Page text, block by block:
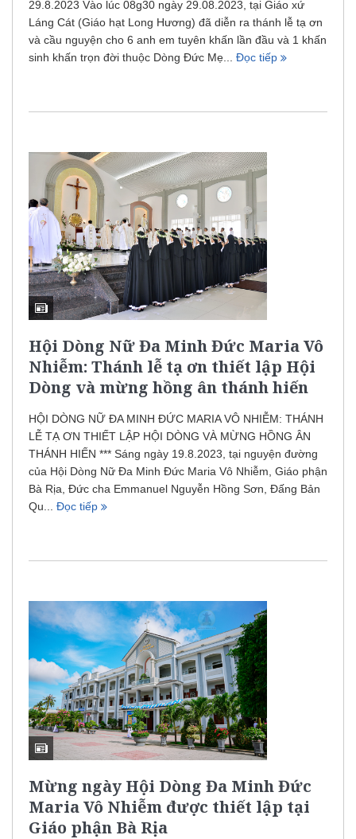
29.8.2023 Vào lúc 08g30 ngày 29.08.2023, tại Giáo xứ
Láng Cát (Giáo hạt Long Hương) đã diễn ra thánh lễ tạ ơn
và cầu nguyện cho 6 anh em tuyên khấn lần đầu và 1 khấn
sinh khấn trọn đời thuộc Dòng Đức Mẹ... Đọc tiếp
Hội Dòng Nữ Đa Minh Đức Maria Vô
Nhiễm: Thánh lễ tạ ơn thiết lập Hội
Dòng và mừng hồng ân thánh hiến
HỘI DÒNG NỮ ĐA MINH ĐỨC MARIA VÔ NHIỄM: THÁNH
LỄ TẠ ƠN THIẾT LẬP HỘI DÒNG VÀ MỪNG HỒNG ÂN
THÁNH HIẾN *** Sáng ngày 19.8.2023, tại nguyện đường
của Hội Dòng Nữ Đa Minh Đức Maria Vô Nhiễm, Giáo phận
Bà Rịa, Đức cha Emmanuel Nguyễn Hồng Sơn, Đấng Bản
Qu... Đọc tiếp
Mừng ngày Hội Dòng Đa Minh Đức
Maria Vô Nhiễm được thiết lập tại
Giáo phận Bà Rịa